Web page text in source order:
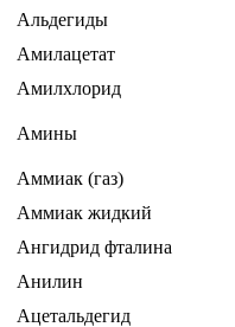
Альдегиды
Амилацетат
Амилхлорид
Амины
Аммиак (газ)
Аммиак жидкий
Ангидрид фталина
Анилин
Ацетальдегид